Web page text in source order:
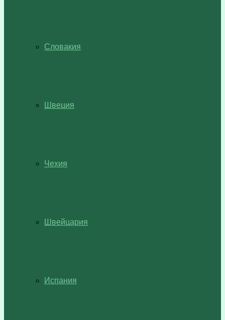
Словакия
Швеция
Чехия
Швейцария
Испания